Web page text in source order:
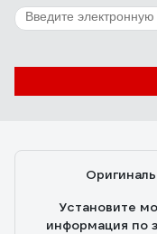
Установите
информация по